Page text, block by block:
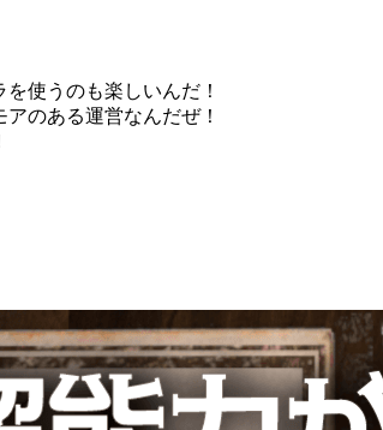
使うのも楽しいんだ！
のある運営なんだぜ！